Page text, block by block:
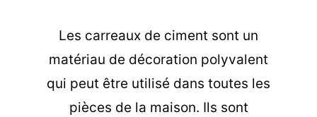
Les carreaux de ciment sont un
matériau de décoration polyvalent
qui peut être utilisé dans toutes les
pièces de la maison. Ils sont